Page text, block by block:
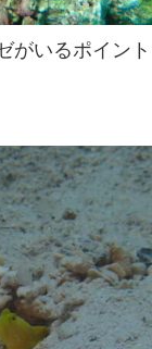
がいるポイン